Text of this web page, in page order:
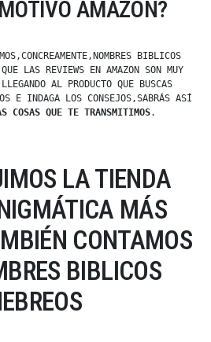
AMAZON?
BIBLICOS
LAS REVIEWS EN AMAZON SON MUY
AL PRODUCTO QUE BUSCAS
E INDAGA LOS CONSEJOS,SABRÁS ASÍ
COSAS QUE TE TRANSMITIMOS.
LA TIENDA
MÁS
CONTAMOS
BIBLICOS